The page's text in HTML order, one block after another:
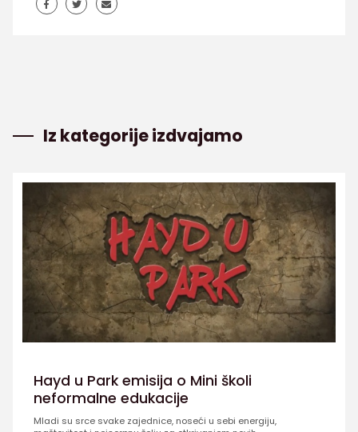
Iz kategorije izdvajamo
Hayd u Park emisija o Mini školi
neformalne edukacije
Mladi su srce svake zajednice, noseći u sebi energiju,